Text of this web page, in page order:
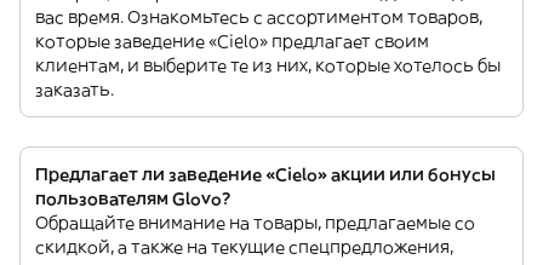
вас время. Ознакомьтесь с ассортиментом товаров,
которые заведение «Cielo» предлагает своим
клиентам, и выберите те из них, которые хотелось бы
заказать.
Предлагает ли заведение «Cielo» акции или бонусы
пользователям Glovo?
Обращайте внимание на товары, предлагаемые со
скидкой, а также на текущие спецпредложения,